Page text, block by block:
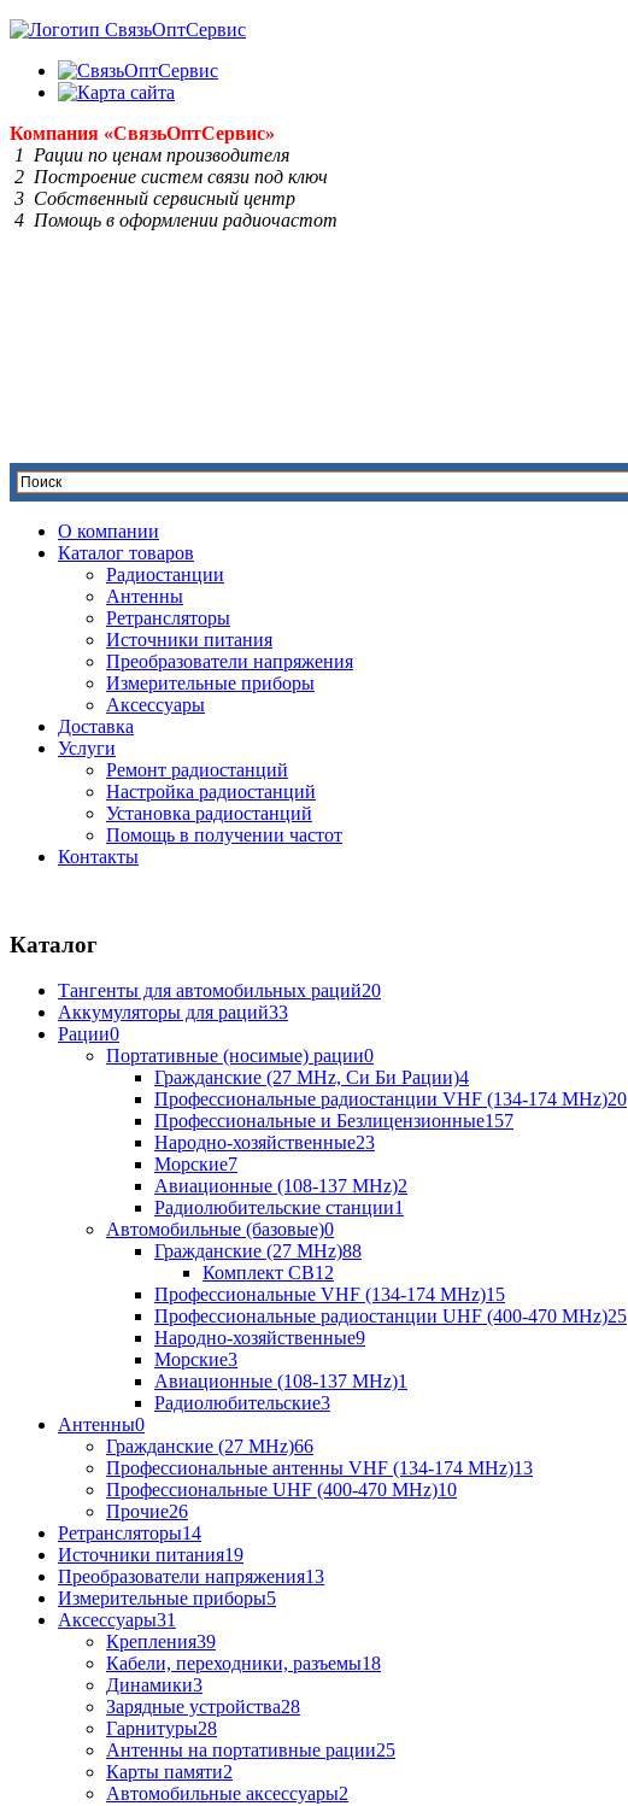
Компания «СвязьОптСервис»
1 Рации по ценам производителя
2 Построение систем связи под ключ
3 Собственный сервисный центр
4 Помощь в оформлении радиочастот
О компании
Каталог товаров
Радиостанции
Антенны
Ретрансляторы
Источники питания
Преобразователи напряжения
Измерительные приборы
Аксессуары
Доставка
Услуги
Ремонт радиостанций
Настройка радиостанций
Установка радиостанций
Помощь в получении частот
Контакты
Каталог
Тангенты для автомобильных раций20
Аккумуляторы для раций33
Рации0
Портативные (носимые) рации0
Гражданские (27 MHz, Си Би Рации)4
Профессиональные радиостанции VHF (134-174 MHz)20
Профессиональные и Безлицензионные157
Народно-хозяйственные23
Морские7
Авиационные (108-137 MHz)2
Радиолюбительские станции1
Автомобильные (базовые)0
Гражданские (27 MHz)88
Комплект CB12
Профессиональные VHF (134-174 MHz)15
Профессиональные радиостанции UHF (400-470 MHz)25
Народно-хозяйственные9
Морские3
Авиационные (108-137 MHz)1
Радиолюбительские3
Антенны0
Гражданские (27 MHz)66
Профессиональные антенны VHF (134-174 MHz)13
Профессиональные UHF (400-470 MHz)10
Прочие26
Ретрансляторы14
Источники питания19
Преобразователи напряжения13
Измерительные приборы5
Аксессуары31
Крепления39
Кабели, переходники, разъемы18
Динамики3
Зарядные устройства28
Гарнитуры28
Антенны на портативные рации25
Карты памяти2
Автомобильные аксессуары2